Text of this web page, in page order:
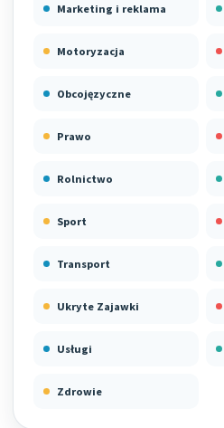
Marketing i reklama
Motoryzacja
Obcojęzyczne
Prawo
Rolnictwo
Sport
Transport
Ukryte Zajawki
Usługi
Zdrowie